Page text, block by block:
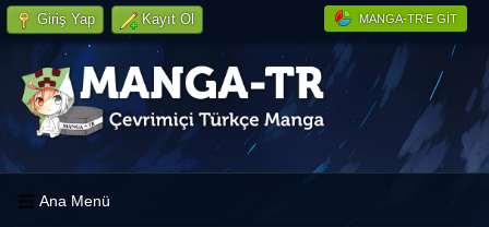
MANGA-TR'E GIT
Giriş Yap Kayıt Ol
Ana Menü